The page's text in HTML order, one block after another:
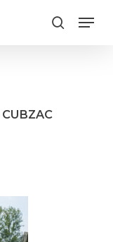
search
Menu